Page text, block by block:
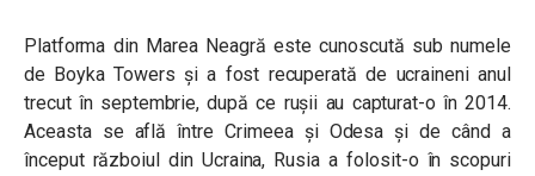
Platforma din Marea Neagră este cunoscută sub numele
de Boyka Towers și a fost recuperată de ucraineni anul
trecut în septembrie, după ce rușii au capturat-o în 2014.
Aceasta se află între Crimeea și Odesa și de când a
început războiul din Ucraina, Rusia a folosit-o în scopuri